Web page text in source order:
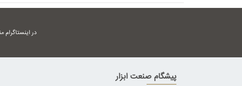
در
پیشگام صنعت ابزار